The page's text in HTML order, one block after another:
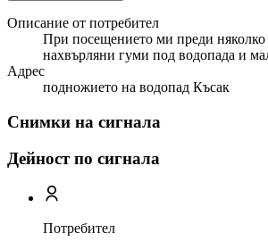
Описание от потребител
При посещението ми преди
нахвърляни гуми под водопада и
Адрес
подножието на водопад Късак
Снимки на сигнала
Дейност по сигнала
Потребител